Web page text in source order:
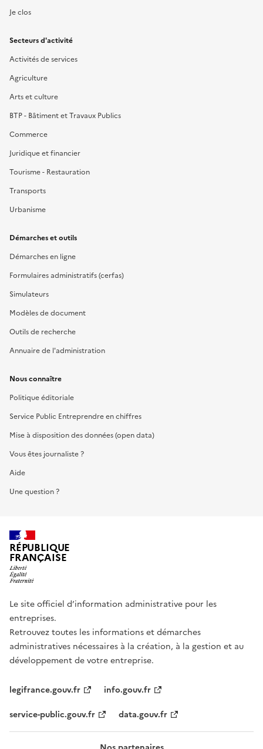
Je clos
Secteurs d'activité
Activités de services
Agriculture
Arts et culture
BTP - Bâtiment et Travaux Publics
Commerce
Juridique et financier
Tourisme - Restauration
Transports
Urbanisme
Démarches et outils
Démarches en ligne
Formulaires administratifs (cerfas)
Simulateurs
Modèles de document
Outils de recherche
Annuaire de l'administration
Nous connaître
Politique éditoriale
Service Public Entreprendre en chiffres
Mise à disposition des données (open data)
Vous êtes journaliste ?
Aide
Une question ?
RÉPUBLIQUE
FRANÇAISE
Le site officiel d’information administrative pour les
entreprises.
Retrouvez toutes les informations et démarches
administratives nécessaires à la création, à la gestion et au
développement de votre entreprise.
legifrance.gouv.fr
info.gouv.fr
service-public.gouv.fr
data.gouv.fr